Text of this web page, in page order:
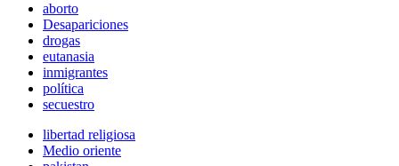
aborto
Desapariciones
drogas
eutanasia
inmigrantes
política
secuestro
libertad religiosa
Medio oriente